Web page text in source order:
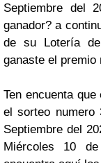
Septiembre del
ganador? a
de su Lotería
ganaste el premio
Ten encuenta
el sorteo numero
Septiembre del
Miércoles 10